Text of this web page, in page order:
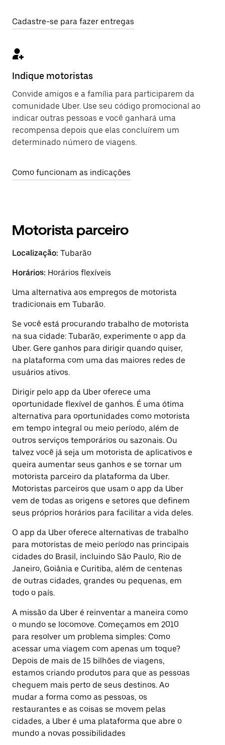
Cadastre-se para fazer entregas
Indique motoristas
Convide amigos e a família para participarem da
comunidade Uber. Use seu código promocional ao
indicar outras pessoas e você ganhará uma
recompensa depois que elas concluírem um
determinado número de viagens.
Como funcionam as indicações
Motorista parceiro
Localização: Tubarão
Horários: Horários flexíveis
Uma alternativa aos empregos de motorista
tradicionais em Tubarão.
Se você está procurando trabalho de motorista
na sua cidade: Tubarão, experimente o app da
Uber. Gere ganhos para dirigir quando quiser,
na plataforma com uma das maiores redes de
usuários ativos.
Dirigir pelo app da Uber oferece uma
oportunidade flexível de ganhos. É uma ótima
alternativa para oportunidades como motorista
em tempo integral ou meio período, além de
outros serviços temporários ou sazonais. Ou
talvez você já seja um motorista de aplicativos e
queira aumentar seus ganhos e se tornar um
motorista parceiro da plataforma da Uber.
Motoristas parceiros que usam o app da Uber
vem de todas as origens e setores que definem
seus próprios horários para facilitar a vida deles.
O app da Uber oferece alternativas de trabalho
para motoristas de meio período nas principais
cidades do Brasil, incluindo São Paulo, Rio de
Janeiro, Goiânia e Curitiba, além de centenas
de outras cidades, grandes ou pequenas, em
todo o país.
A missão da Uber é reinventar a maneira como
o mundo se locomove. Começamos em 2010
para resolver um problema simples: Como
acessar uma viagem com apenas um toque?
Depois de mais de 15 bilhões de viagens,
estamos criando produtos para que as pessoas
cheguem mais perto de seus destinos. Ao
mudar a forma como as pessoas, os
restaurantes e as coisas se movem pelas
cidades, a Uber é uma plataforma que abre o
mundo a novas possibilidades